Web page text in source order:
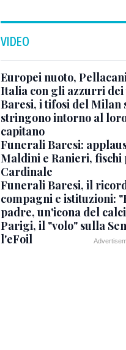
VIDEO
Europei nuoto,
Italia con gli azzurri
Baresi, i tifosi del Milan
stringono intorno al
capitano
Funerali Baresi:
Maldini e Ranieri, fischi
Cardinale
Funerali Baresi, il
compagni e istituzioni:
padre, un'icona del
Parigi, il "volo" sulla
l'eFoil